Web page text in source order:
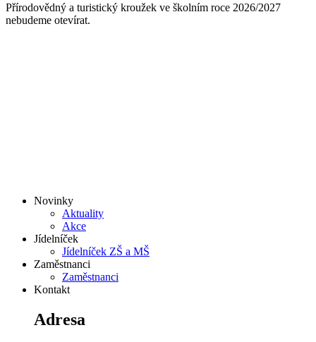
Přírodovědný a turistický kroužek ve školním roce 2026/2027
nebudeme otevírat.
Novinky
Aktuality
Akce
Jídelníček
Jídelníček ZŠ a MŠ
Zaměstnanci
Zaměstnanci
Kontakt
Adresa